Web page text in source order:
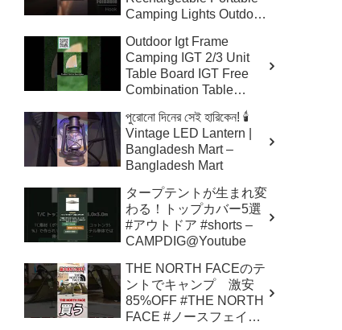
Camping Lights Outdoor
Aliexpress Buy Better
Outdoor Igt Frame
Camping IGT 2/3 Unit
Table Board IGT Free
Combination Table
Aliexpress Viral Finds
পুরোনো দিনের সেই হারিকেন! 🕯️
Vintage LED Lantern |
Bangladesh Mart –
Bangladesh Mart
タープテントが生まれ変
わる！トップカバー5選
#アウトドア #shorts –
CAMPDIG@Youtube
THE NORTH FACEのテ
ントでキャンプ 激安
85%OFF #THE NORTH
FACE #ノースフェイス